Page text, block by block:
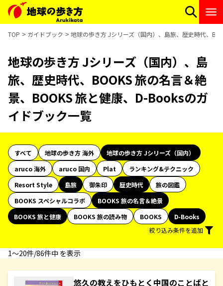
TOP ガイドブック 地球の歩き方 Jシリーズ（国内）、島旅、歴史時代、
地球の歩き方 Jシリーズ（国内）、島
旅、歴史時代、BOOKS 旅の名言＆絶
景、BOOKS 旅と健康、D-Booksのガ
イドブック一覧
すべて 地球の歩き方 海外
地球の歩き方 Jシリーズ（国内）
aruco 海外
aruco 国内 Plat
ランキング&テクニック
Resort Style
島旅 御朱印 歴史時代
旅の図鑑
BOOKS スペシャルコラボ
BOOKS 旅の名言＆絶景
BOOKS 旅と健康
BOOKS 旅の読み物 BOOKS
D-Books
絞り込み条件を追加
1〜20件/86件中 を表示
悠久の教えをひもとく中国のことばと